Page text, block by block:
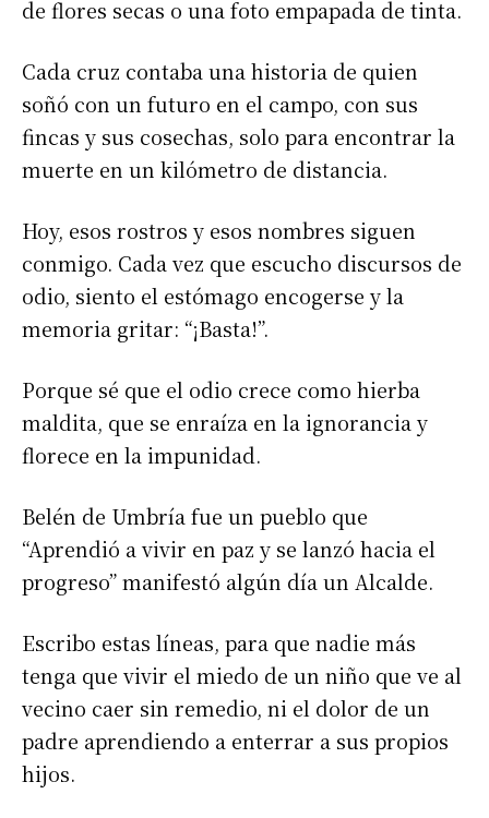
de flores secas o una foto empapada de tinta.
Cada cruz contaba una historia de quien
soñó con un futuro en el campo, con sus
fincas y sus cosechas, solo para encontrar la
muerte en un kilómetro de distancia.
Hoy, esos rostros y esos nombres siguen
conmigo. Cada vez que escucho discursos de
odio, siento el estómago encogerse y la
memoria gritar: “¡Basta!”.
Porque sé que el odio crece como hierba
maldita, que se enraíza en la ignorancia y
florece en la impunidad.
Belén de Umbría fue un pueblo que
“Aprendió a vivir en paz y se lanzó hacia el
progreso” manifestó algún día un Alcalde.
Escribo estas líneas, para que nadie más
tenga que vivir el miedo de un niño que ve al
vecino caer sin remedio, ni el dolor de un
padre aprendiendo a enterrar a sus propios
hijos.